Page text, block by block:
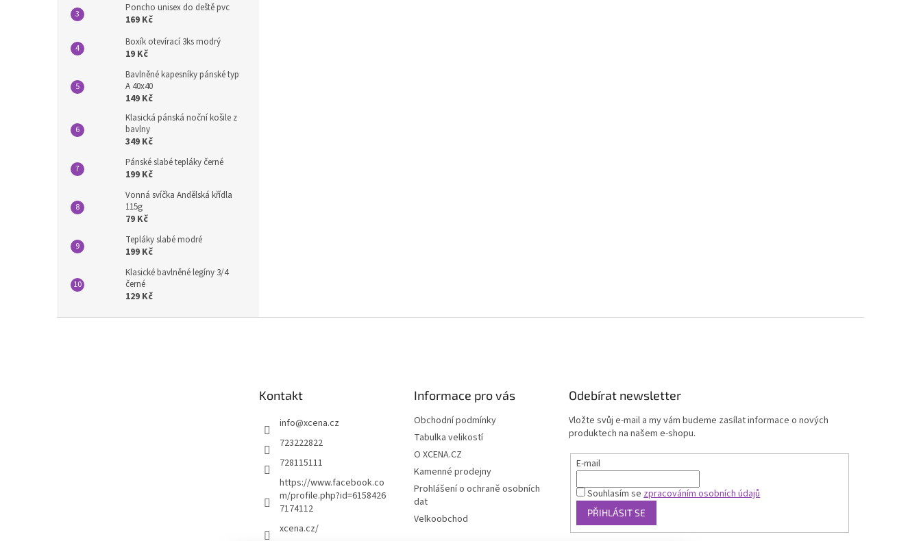
Poncho unisex do deště pvc
169 Kč
Boxík otevírací 3ks modrý
19 Kč
Bavlněné kapesníky pánské typ
A 40x40
149 Kč
Klasická pánská noční košile z
bavlny
349 Kč
Pánské slabé tepláky černé
199 Kč
Vonná svíčka Andělská křídla
115g
79 Kč
Tepláky slabé modré
199 Kč
Klasické bavlněné legíny 3/4
černé
129 Kč
Kontakt
info@xcena.cz
723222822
728115111
https://www.facebook.co
m/profile.php?id=6158426
7174112
xcena.cz/
Informace pro vás
Obchodní podmínky
Tabulka velikostí
O XCENA.CZ
Kamenné prodejny
Prohlášení o ochraně osobních
dat
Velkoobchod
Odebírat newsletter
Vložte svůj e-mail a my vám budeme zasílat informace o nových
produktech na našem e-shopu.
E-mail
Souhlasím se zpracováním osobních údajů
PŘIHLÁSIT SE